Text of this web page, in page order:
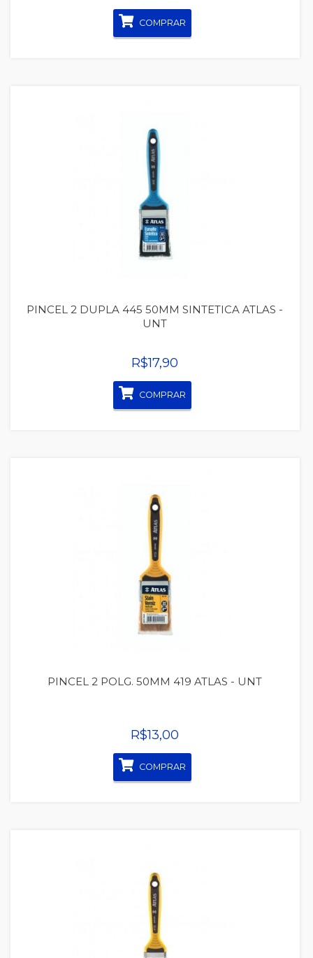
COMPRAR
Quickview
PINCEL 2 DUPLA 445 50MM SINTETICA ATLAS -
UNT
R$17,90
COMPRAR
Quickview
PINCEL 2 POLG. 50MM 419 ATLAS - UNT
R$13,00
COMPRAR
Quickview